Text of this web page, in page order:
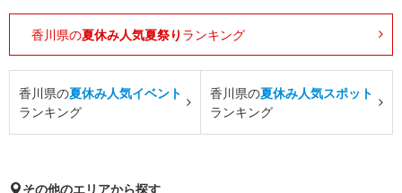
香川県の夏休み人気夏祭り ランキング
香川県の夏休み人気イベント
ランキング
香川県の夏休み人気スポット
ランキング
その他のエリアから探す